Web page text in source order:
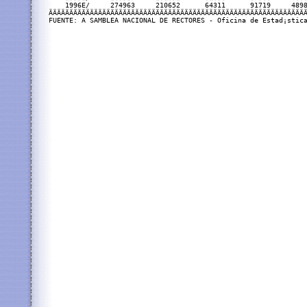
1996E/     274963     210652      64311      91719